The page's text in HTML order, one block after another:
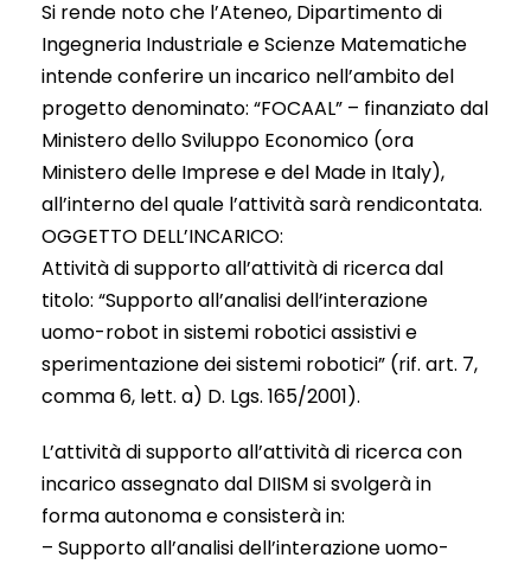
Si rende noto che l’Ateneo, Dipartimento di
Ingegneria Industriale e Scienze Matematiche
intende conferire un incarico nell’ambito del
progetto denominato: “FOCAAL” – finanziato dal
Ministero dello Sviluppo Economico (ora
Ministero delle Imprese e del Made in Italy),
all’interno del quale l’attività sarà rendicontata.
OGGETTO DELL’INCARICO:
Attività di supporto all’attività di ricerca dal
titolo: “Supporto all’analisi dell’interazione
uomo-robot in sistemi robotici assistivi e
sperimentazione dei sistemi robotici” (rif. art. 7,
comma 6, lett. a) D. Lgs. 165/2001).
L’attività di supporto all’attività di ricerca con
incarico assegnato dal DIISM si svolgerà in
forma autonoma e consisterà in:
– Supporto all’analisi dell’interazione uomo-